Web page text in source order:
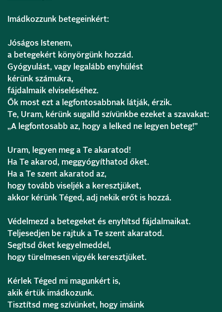
Imádkozzunk betegeinkért:
Jóságos Istenem,
a betegekért könyörgünk hozzád.
Gyógyulást, vagy legalább enyhülést
kérünk számukra,
fájdalmaik elviseléséhez.
Ők most ezt a legfontosabbnak látják, érzik.
Te, Uram, kérünk sugalld szívünkbe ezeket a szavakat:
„A legfontosabb az, hogy a lelked ne legyen beteg!”
Uram, legyen meg a Te akaratod!
Ha Te akarod, meggyógyíthatod őket.
Ha a Te szent akaratod az,
hogy tovább viseljék a keresztjüket,
akkor kérünk Téged, adj nekik erőt is hozzá.
Védelmezd a betegeket és enyhítsd fájdalmaikat.
Teljesedjen be rajtuk a Te szent akaratod.
Segítsd őket kegyelmeddel,
hogy türelmesen vigyék keresztjüket.
Kérlek Téged mi magunkért is,
akik értük imádkozunk.
Tisztítsd meg szívünket, hogy imáink